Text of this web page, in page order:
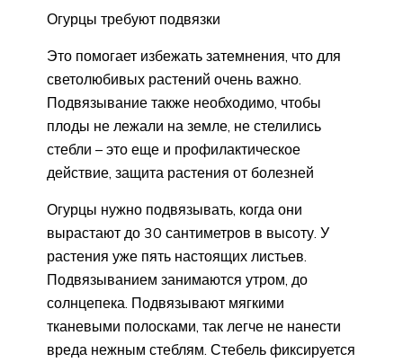
Огурцы требуют подвязки
Это помогает избежать затемнения, что для
светолюбивых растений очень важно.
Подвязывание также необходимо, чтобы
плоды не лежали на земле, не стелились
стебли – это еще и профилактическое
действие, защита растения от болезней
Огурцы нужно подвязывать, когда они
вырастают до 30 сантиметров в высоту. У
растения уже пять настоящих листьев.
Подвязыванием занимаются утром, до
солнцепека. Подвязывают мягкими
тканевыми полосками, так легче не нанести
вреда нежным стеблям. Стебель фиксируется